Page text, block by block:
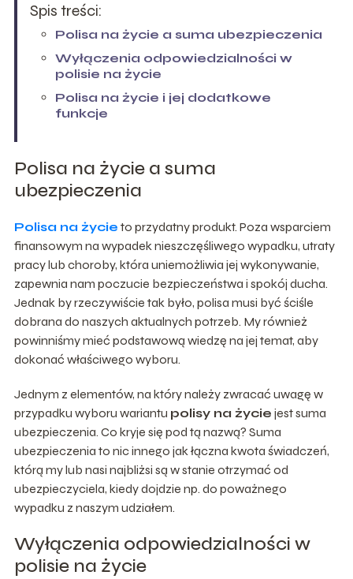
Spis treści:
Polisa na życie a suma ubezpieczenia
Wyłączenia odpowiedzialności w
polisie na życie
Polisa na życie i jej dodatkowe
funkcje
Polisa na życie a suma
ubezpieczenia
Polisa na życie to przydatny produkt. Poza wsparciem
finansowym na wypadek nieszczęśliwego wypadku, utraty
pracy lub choroby, która uniemożliwia jej wykonywanie,
zapewnia nam poczucie bezpieczeństwa i spokój ducha.
Jednak by rzeczywiście tak było, polisa musi być ściśle
dobrana do naszych aktualnych potrzeb. My również
powinniśmy mieć podstawową wiedzę na jej temat, aby
dokonać właściwego wyboru.
Jednym z elementów, na który należy zwracać uwagę w
przypadku wyboru wariantu polisy na życie jest suma
ubezpieczenia. Co kryje się pod tą nazwą? Suma
ubezpieczenia to nic innego jak łączna kwota świadczeń,
którą my lub nasi najbliżsi są w stanie otrzymać od
ubezpieczyciela, kiedy dojdzie np. do poważnego
wypadku z naszym udziałem.
Wyłączenia odpowiedzialności w
polisie na życie